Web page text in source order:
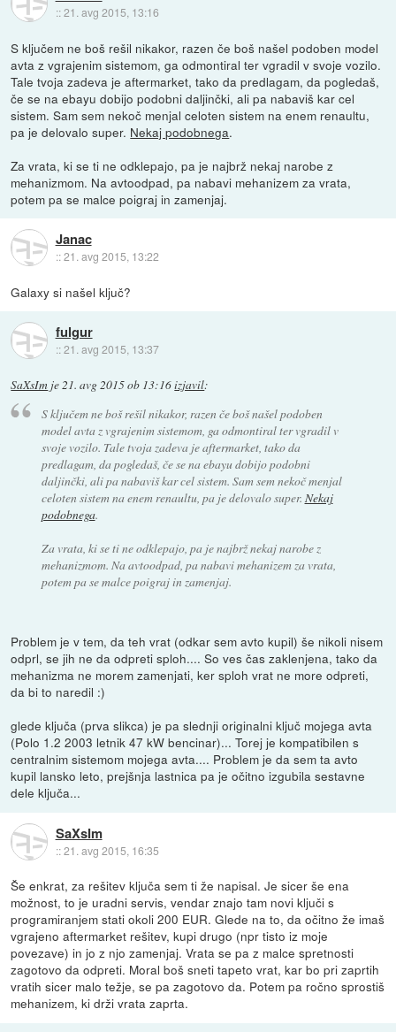
::21. avg 2015, 13:16
S ključem ne boš rešil nikakor, razen če boš našel podoben model
avta z vgrajenim sistemom, ga odmontiral ter vgradil v svoje vozilo.
Tale tvoja zadeva je aftermarket, tako da predlagam, da pogledaš,
če se na ebayu dobijo podobni daljinčki, ali pa nabaviš kar cel
sistem. Sam sem nekoč menjal celoten sistem na enem renaultu,
pa je delovalo super. Nekaj podobnega.
Za vrata, ki se ti ne odklepajo, pa je najbrž nekaj narobe z
mehanizmom. Na avtoodpad, pa nabavi mehanizem za vrata,
potem pa se malce poigraj in zamenjaj.
Janac
::21. avg 2015, 13:22
Galaxy si našel ključ?
fulgur
::21. avg 2015, 13:37
SaXsIm je21. avg 2015 ob 13:16izjavil:
S ključem ne boš rešil nikakor, razen če boš našel podoben
model avta z vgrajenim sistemom, ga odmontiral ter vgradil v
svoje vozilo. Tale tvoja zadeva je aftermarket, tako da
predlagam, da pogledaš, če se na ebayu dobijo podobni
daljinčki, ali pa nabaviš kar cel sistem. Sam sem nekoč menjal
celoten sistem na enem renaultu, pa je delovalo super. Nekaj
podobnega.
Za vrata, ki se ti ne odklepajo, pa je najbrž nekaj narobe z
mehanizmom. Na avtoodpad, pa nabavi mehanizem za vrata,
potem pa se malce poigraj in zamenjaj.
Problem je v tem, da teh vrat (odkar sem avto kupil) še nikoli nisem
odprl, se jih ne da odpreti sploh.... So ves čas zaklenjena, tako da
mehanizma ne morem zamenjati, ker sploh vrat ne more odpreti,
da bi to naredil :)
glede ključa (prva slikca) je pa slednji originalni ključ mojega avta
(Polo 1.2 2003 letnik 47 kW bencinar)... Torej je kompatibilen s
centralnim sistemom mojega avta.... Problem je da sem ta avto
kupil lansko leto, prejšnja lastnica pa je očitno izgubila sestavne
dele ključa...
SaXsIm
::21. avg 2015, 16:35
Še enkrat, za rešitev ključa sem ti že napisal. Je sicer še ena
možnost, to je uradni servis, vendar znajo tam novi ključi s
programiranjem stati okoli 200 EUR. Glede na to, da očitno že imaš
vgrajeno aftermarket rešitev, kupi drugo (npr tisto iz moje
povezave) in jo z njo zamenjaj. Vrata se pa z malce spretnosti
zagotovo da odpreti. Moral boš sneti tapeto vrat, kar bo pri zaprtih
vratih sicer malo težje, se pa zagotovo da. Potem pa ročno sprostiš
mehanizem, ki drži vrata zaprta.